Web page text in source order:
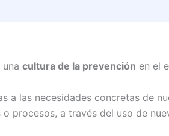
cultura de la prevención en el
a las necesidades concretas de
procesos, a través del uso de